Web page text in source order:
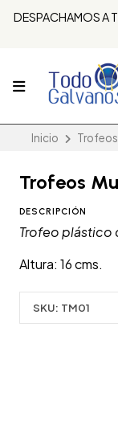
DESPACHAMOS A
Inicio Trofeos
Trofeos
DESCRIPCIÓN
Trofeo plástico
Altura: 16 cms.
SKU: TM01